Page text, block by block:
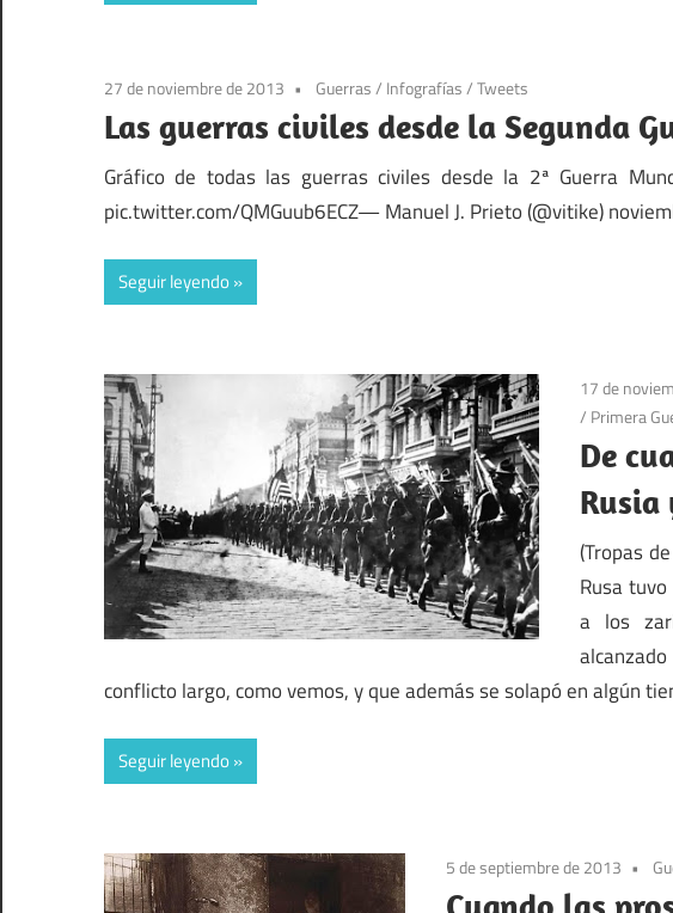
27 de noviembre de 2013 Guerras/ Infografías/Tweets
Las guerras civiles desde la Segunda
Gráfico de todas las guerras civiles desde la 2ª Guerra
pic.twitter.com/QMGuub6ECZ— Manuel J. Prieto (@vitike)
Seguir leyendo
17 de
/ Primera
De
(Tropas
Rusa
a los
conflicto largo, como vemos, y que además se solapó en algún
Seguir leyendo
5 de septiembre de 2013